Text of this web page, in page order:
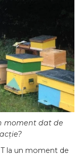
moment dat de
la un moment de